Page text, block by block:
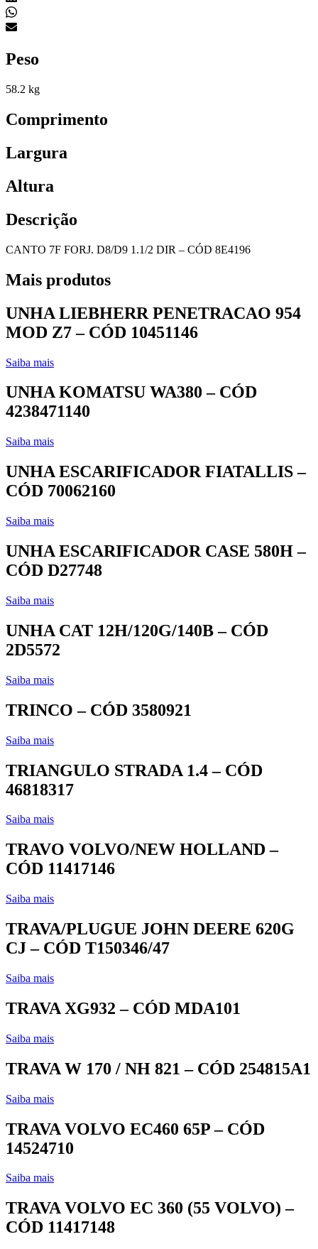
Peso
58.2 kg
Comprimento
Largura
Altura
Descrição
CANTO 7F FORJ. D8/D9 1.1/2 DIR – CÓD 8E4196
Mais produtos
UNHA LIEBHERR PENETRACAO 954
MOD Z7 – CÓD 10451146
Saiba mais
UNHA KOMATSU WA380 – CÓD
4238471140
Saiba mais
UNHA ESCARIFICADOR FIATALLIS –
CÓD 70062160
Saiba mais
UNHA ESCARIFICADOR CASE 580H –
CÓD D27748
Saiba mais
UNHA CAT 12H/120G/140B – CÓD
2D5572
Saiba mais
TRINCO – CÓD 3580921
Saiba mais
TRIANGULO STRADA 1.4 – CÓD
46818317
Saiba mais
TRAVO VOLVO/NEW HOLLAND –
CÓD 11417146
Saiba mais
TRAVA/PLUGUE JOHN DEERE 620G
CJ – CÓD T150346/47
Saiba mais
TRAVA XG932 – CÓD MDA101
Saiba mais
TRAVA W 170 / NH 821 – CÓD 254815A1
Saiba mais
TRAVA VOLVO EC460 65P – CÓD
14524710
Saiba mais
TRAVA VOLVO EC 360 (55 VOLVO) –
CÓD 11417148